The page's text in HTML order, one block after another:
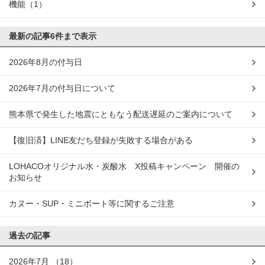
機能 （1）
最新の記事6件まで表示
2026年8月の付与日
2026年7月の付与日について
熊本県で発生した地震にともなう配送遅延のご案内について
【復旧済】LINE友だち登録が失敗する場合がある
LOHACOオリジナル水・炭酸水 X投稿キャンペーン 開催の
お知らせ
カヌー・SUP・ミニボート等に関するご注意
過去の記事
2026年7月 （18）